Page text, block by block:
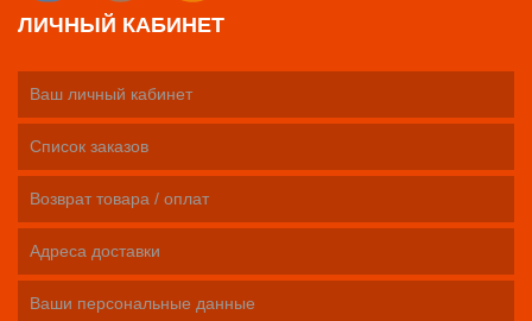
ЛИЧНЫЙ КАБИНЕТ
Ваш личный кабинет
Список заказов
Возврат товара / оплат
Адреса доставки
Ваши персональные данные